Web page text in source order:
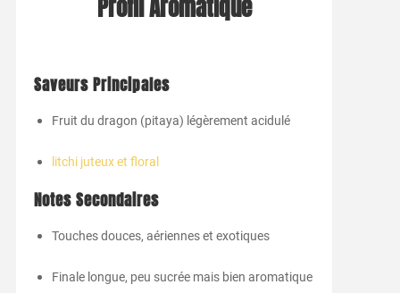
Profil Aromatique
Saveurs Principales
Fruit du dragon (pitaya) légèrement acidulé
litchi juteux et floral
Notes Secondaires
Touches douces, aériennes et exotiques
Finale longue, peu sucrée mais bien aromatique